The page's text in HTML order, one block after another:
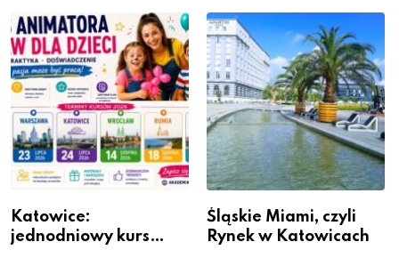
Katowice:
jednodniowy kurs
Śląskie Miami, czyli
Rynek w Katowicach